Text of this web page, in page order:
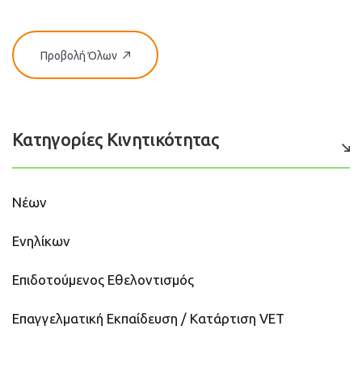
Προβολή Όλων
Κατηγορίες Κινητικότητας
Νέων
Ενηλίκων
Επιδοτούμενος Εθελοντισμός
Επαγγελματική Εκπαίδευση / Κατάρτιση VET